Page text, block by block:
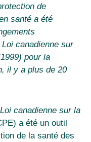
de
santé a été
canadienne sur
pour la
il y a plus de 20
Loi canadienne sur la
a été un outil
de la santé des